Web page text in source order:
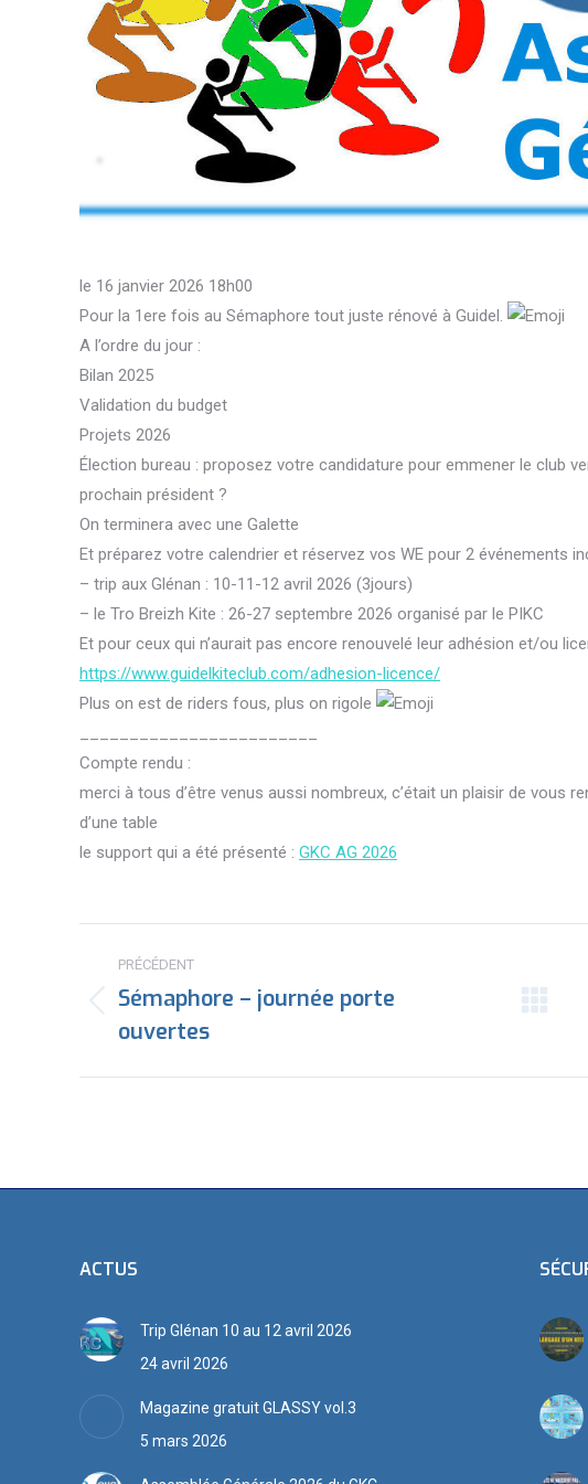
le 16 janvier 2026 18h00
Pour la 1ere fois au Sémaphore tout juste rénové à Guidel.
A l’ordre du jour :
Bilan 2025
Validation du budget
Projets 2026
Élection bureau : proposez votre candidature pour emmener le club
prochain président ?
On terminera avec une Galette
Et préparez votre calendrier et réservez vos WE pour 2 événements
– trip aux Glénan : 10-11-12 avril 2026 (3jours)
– le Tro Breizh Kite : 26-27 septembre 2026 organisé par le PIKC
Et pour ceux qui n’aurait pas encore renouvelé leur adhésion et/ou
https://www.guidelkiteclub.com/adhesion-licence/
Plus on est de riders fous, plus on rigole
Compte rendu :
merci à tous d’être venus aussi nombreux, c’était un plaisir de vous
d’une table
le support qui a été présenté : GKC AG 2026
Navigation
article
PRÉCÉDENT
Article
précédent
:
Sémaphore – journée porte
ouvertes
:
ACTUS
Trip Glénan 10 au 12 avril 2026
24 avril 2026
Magazine gratuit GLASSY vol.3
5 mars 2026